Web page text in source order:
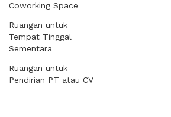
Coworking Space
Ruangan untuk
Tempat Tinggal
Sementara
Ruangan untuk
Pendirian PT atau CV